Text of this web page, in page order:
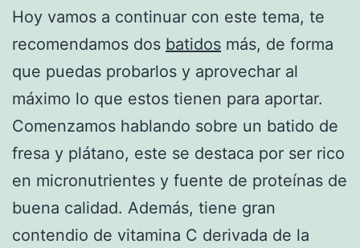
Hoy vamos a continuar con este tema, te
recomendamos dos batidos más, de forma
que puedas probarlos y aprovechar al
máximo lo que estos tienen para aportar.
Comenzamos hablando sobre un batido de
fresa y plátano, este se destaca por ser rico
en micronutrientes y fuente de proteínas de
buena calidad. Además, tiene gran
contendio de vitamina C derivada de la